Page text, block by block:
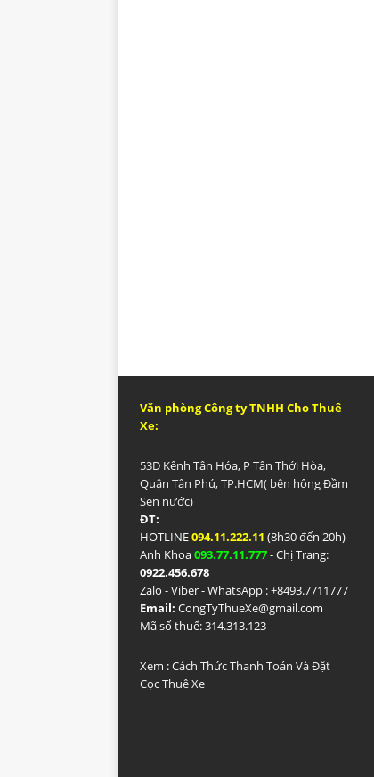
Văn phòng Công ty TNHH Cho Thuê
Xe:
53D Kênh Tân Hóa, P Tân Thới Hòa,
Quận Tân Phú, TP.HCM( bên hông Đầm
Sen nước)
ĐT:
HOTLINE094.11.222.11 (8h30 đến 20h)
Anh Khoa093.77.11.777- Chị Trang:
0922.456.678
Zalo - Viber - WhatsApp : +8493.7711777
Email: CongTyThueXe@gmail.com
Mã số thuế: 314.313.123
Xem :Cách Thức Thanh Toán Và Đặt
Cọc Thuê Xe